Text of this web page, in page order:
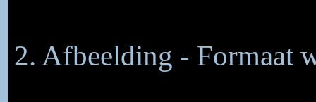
2. Afbeelding - Formaat